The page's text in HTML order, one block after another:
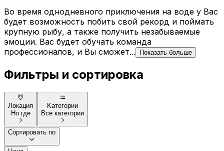
Во время однодневного приключения на воде у Вас
будет возможность побить свой рекорд и поймать
крупную рыбу, а также получить незабываемые
эмоции. Вас будет обучать команда
профессионалов, и Вы сможет...
Показать больше
Фильтры и сортировка
Локация
Но где
Kатегории
Все категории
Сортировать по